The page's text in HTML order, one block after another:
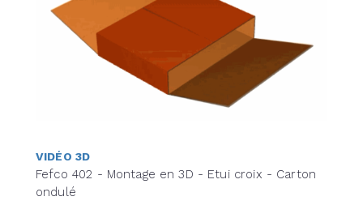
VIDÉO 3D
Fefco 402 - Montage en 3D - Etui croix - Carton
ondulé